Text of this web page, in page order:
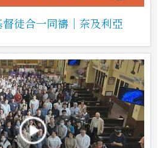
督徒合一同禱｜奈及利亞